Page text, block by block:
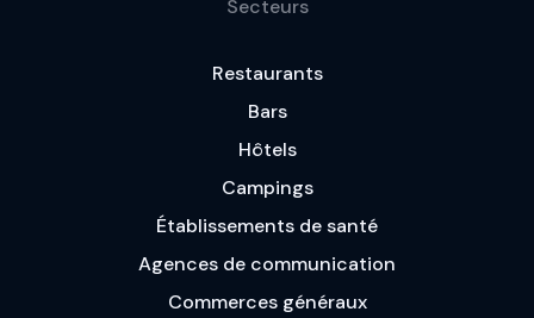
Secteurs
Restaurants
Bars
Hôtels
Campings
Établissements de santé
Agences de communication
Commerces généraux